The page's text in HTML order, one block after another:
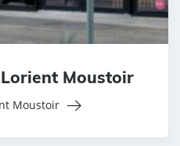
Moustoir
Moustoir